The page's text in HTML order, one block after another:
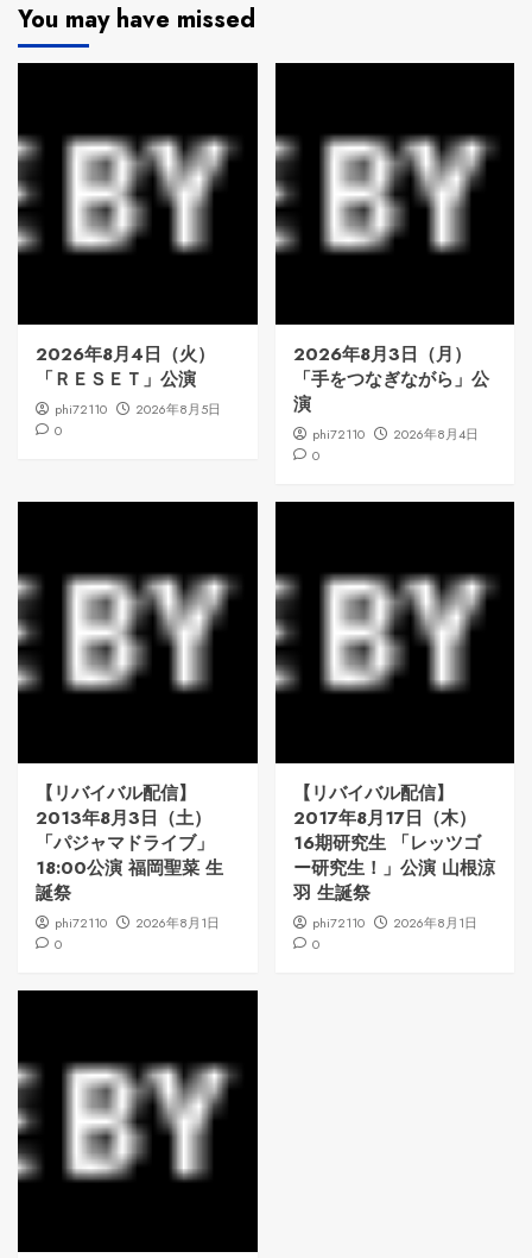
You may have missed
2026年8月4日（火）
「ＲＥＳＥＴ」公演
phi72110
2026年8月5日
0
2026年8月3日（月）
「手をつなぎながら」公
演
phi72110
2026年8月4日
0
【リバイバル配信】
2013年8月3日（土）
「パジャマドライブ」
18:00公演 福岡聖菜 生
誕祭
phi72110
2026年8月1日
0
【リバイバル配信】
2017年8月17日（木）
16期研究生 「レッツゴ
ー研究生！」公演 山根涼
羽 生誕祭
phi72110
2026年8月1日
0